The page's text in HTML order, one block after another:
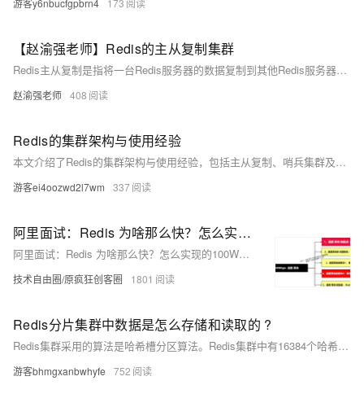
游客y6nbucfgpbrn4 173
【赵渝强老师】Redis的主从复制集群
Redis主从复制是指将一台Redis服务器的数据复制到其他Redis服务器，实现数据热备份、故障恢复、负载均衡及高可用架构的基础。主节点负责写操作，从节点同步数据并可提供读服务，提升并发处理能力。
赵渝强老师 408
Redis的集群架构与使用经验
本文介绍了Redis的集群架构与使用经验，包括主从复制、哨兵集群及Cluster分片集群的应用场景与实现原理。内容涵盖Redis主从同步机制、数据分片存储方式、事务支持及与Memcached的区别，并讨论了Redis内存用尽时的处理策略。适用于了解Redis高可用与性能优化方案。
游客ei4oozwd2l7wm 337
阿里面试：Redis 为啥那么快？怎么实现的100W并发？说出了6大架构，面试官跪地： 纯内存 + 尖端结构 + 无锁架构 + EDA架构 + 异步日志 + 集群架构
阿里面试：Redis 为啥那么快？怎么实现的100W并发？说出了6大架构，面试官跪地： 纯内存 + 尖端结构 + 无锁架构 + EDA架构 + 异步日志 + 集群架构
技术自由圈/原疯狂创客圈 1801
Redis分片集群中数据是怎么存储和读取的 ?
Redis集群采用的算法是哈希槽分区算法。Redis集群中有16384个哈希槽（槽的范围是 0 -16383，哈希槽），将不同的哈希槽分布在不同的Redis节点上面进行管理，也就是说每个Redis节点只负责一部分的哈希槽。在对数据进行操作的时候，集群会对使用CRC16算法对key进行计算并对16384取模（slot = CRC16(key)%16383），得到的结果就是 Key-Value 所放入的槽，通过这个值，去找到对应的槽所对应的Redis节点，然后直接到这个对应的节点上进行存取操作
游客bhmgxanbwhyfe 752